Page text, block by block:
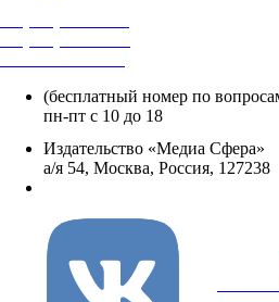
(бесплатный номер по
пн-пт с 10 до 18
Издательство «Медиа Сфера»
а/я 54, Москва, Россия, 127238